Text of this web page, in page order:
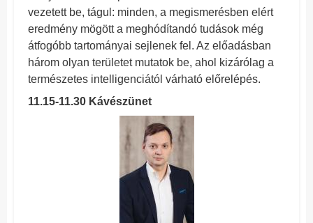
vezetett be, tágul: minden, a megismerésben elért
eredmény mögött a meghódítandó tudások még
átfogóbb tartományai sejlenek fel. Az előadásban
három olyan területet mutatok be, ahol kizárólag a
természetes intelligenciától várható előrelépés.
11.15-11.30 Kávészünet